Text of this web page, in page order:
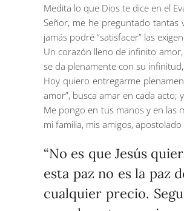
Medita lo que Dios te dice en el
Señor, me he preguntado
jamás podré “satisfacer” las
Un corazón lleno de infinito
se da plenamente con su
Hoy quiero entregarme
amor”, busca amar en cada acto;
Me pongo en tus manos y en las
mi familia, mis amigos,
“No es que Jesús
esta paz no es la paz
cualquier precio.